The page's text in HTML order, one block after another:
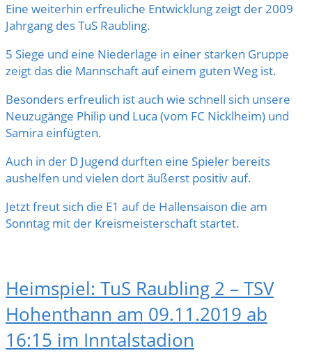
Eine weiterhin erfreuliche Entwicklung zeigt der 2009
Jahrgang des TuS Raubling.
5 Siege und eine Niederlage in einer starken Gruppe
zeigt das die Mannschaft auf einem guten Weg ist.
Besonders erfreulich ist auch wie schnell sich unsere
Neuzugänge Philip und Luca (vom FC Nicklheim) und
Samira einfügten.
Auch in der D Jugend durften eine Spieler bereits
aushelfen und vielen dort äußerst positiv auf.
Jetzt freut sich die E1 auf de Hallensaison die am
Sonntag mit der Kreismeisterschaft startet.
Heimspiel: TuS Raubling 2 – TSV
Hohenthann am 09.11.2019 ab
16:15 im Inntalstadion